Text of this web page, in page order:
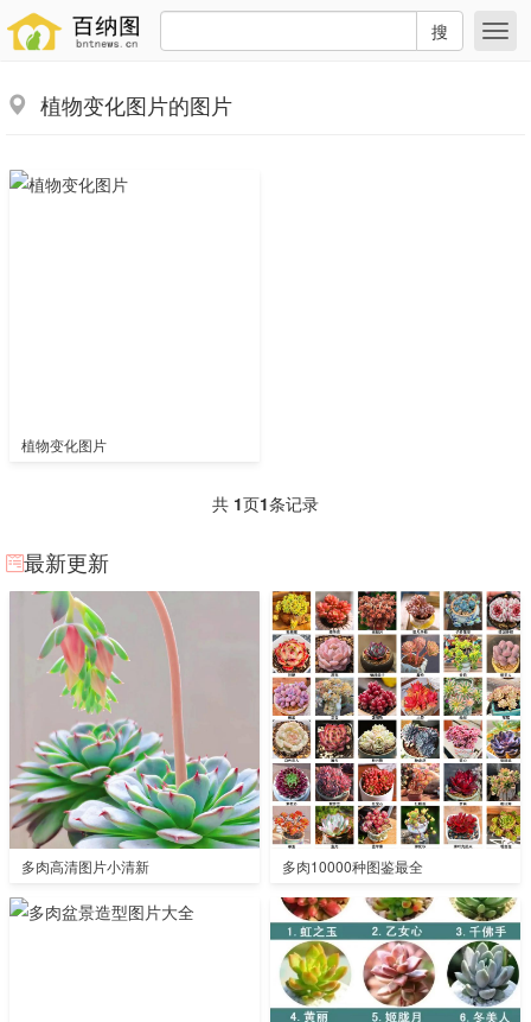
搜
植物变化图片的图片
植物变化图片
共 1页1条记录
最新更新
多肉高清图片小清新 多肉10000种图鉴最全